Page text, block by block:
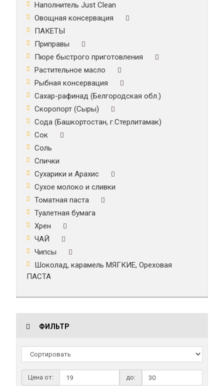
Наполнитель Just Clean
Овощная консервация
ПАКЕТЫ
Приправы
Пюре быстрого приготовления
Растительное масло
Рыбная консервация
Сахар-рафинад (Белгородская обл.)
Скоропорт (Сыры)
Сода (Башкортостан, г.Стерлитамак)
Сок
Соль
Спички
Сухарики и Арахис
Сухое молоко и сливки
Томатная паста
Туалетная бумага
Хрен
ЧАЙ
Чипсы
Шоколад, карамель МЯГКИЕ, Ореховая
ПАСТА
ФИЛЬТР
Цена от: до: